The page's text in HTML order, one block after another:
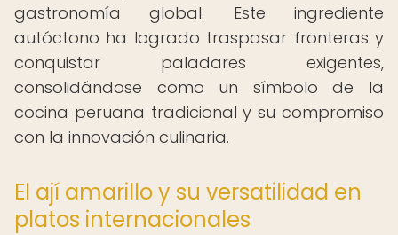
gastronomía global. Este ingrediente
autóctono ha logrado traspasar fronteras y
conquistar paladares exigentes,
consolidándose como un símbolo de la
cocina peruana tradicional y su compromiso
con la innovación culinaria.
El ají amarillo y su versatilidad en
platos internacionales